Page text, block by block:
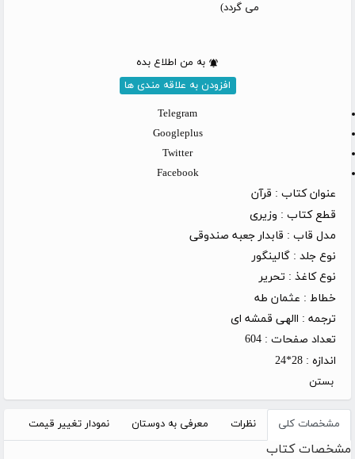
می گردد)
به من اطلاع بده
افزودن به علاقه مندی ها
Telegram
Googleplus
Twitter
Facebook
عنوان کتاب : قرآن
قطع کتاب : وزیری
مدل قاب : قابدار جعبه صندوقی
نوع جلد : گالینگور
نوع کاغذ : تحریر
خطاط : عثمان طه
ترجمه : االهی قمشه ای
تعداد صفحات : 604
اندازه : 28*24
بستن
مشخصات کلی نظرات معرفی به دوستان نمودار تغییر قیمت
مشخصات کتاب